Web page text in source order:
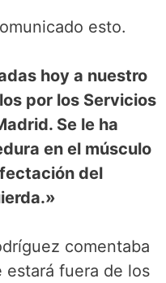
esto.
hoy a nuestro
por los Servicios
Se le ha
en el músculo
del
comentaba
fuera de los